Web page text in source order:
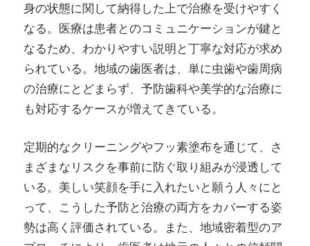
身の状態に関して納得した上で治療を受けやすく
なる。医療は患者とのコミュニケーションが鍵と
なるため、わかりやすい説明と丁寧な対応が求め
られている。地域の歯医者は、単に虫歯や歯周病
の治療にとどまらず、予防歯科や美学的な治療に
も対応するケースが増えてきている。
定期的なクリーニングやフッ素塗布を通じて、さ
まざまなリスクを事前に防ぐ取り組みが浸透して
いる。美しい笑顔を手に入れたいと願う人々にと
って、こうした予防と治療の両方をカバーする姿
勢は高く評価されている。また、地域密着型のア